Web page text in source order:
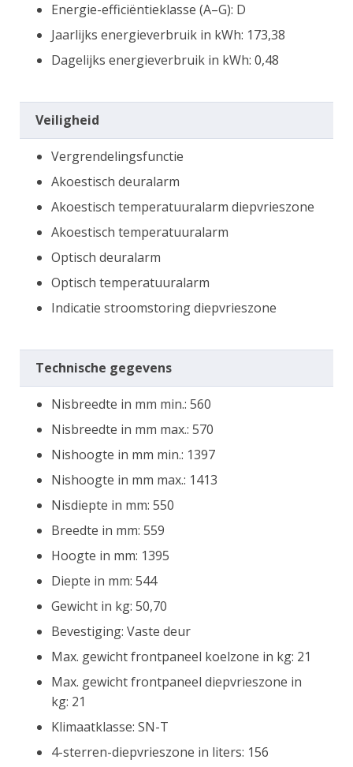
Energie-efficiëntieklasse (A–G): D
Jaarlijks energieverbruik in kWh: 173,38
Dagelijks energieverbruik in kWh: 0,48
Veiligheid
Vergrendelingsfunctie
Akoestisch deuralarm
Akoestisch temperatuuralarm diepvrieszone
Akoestisch temperatuuralarm
Optisch deuralarm
Optisch temperatuuralarm
Indicatie stroomstoring diepvrieszone
Technische gegevens
Nisbreedte in mm min.: 560
Nisbreedte in mm max.: 570
Nishoogte in mm min.: 1397
Nishoogte in mm max.: 1413
Nisdiepte in mm: 550
Breedte in mm: 559
Hoogte in mm: 1395
Diepte in mm: 544
Gewicht in kg: 50,70
Bevestiging: Vaste deur
Max. gewicht frontpaneel koelzone in kg: 21
Max. gewicht frontpaneel diepvrieszone in
kg: 21
Klimaatklasse: SN-T
4-sterren-diepvrieszone in liters: 156